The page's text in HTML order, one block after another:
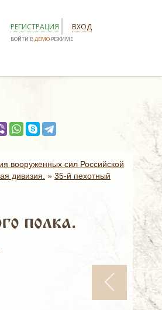
РЕГИСТРАЦИЯ ВХОД
ВОЙТИ ВДЕМО РЕЖИМЕ
вооруженных сил Российской
дивизия. » 35-й пехотный
полка.